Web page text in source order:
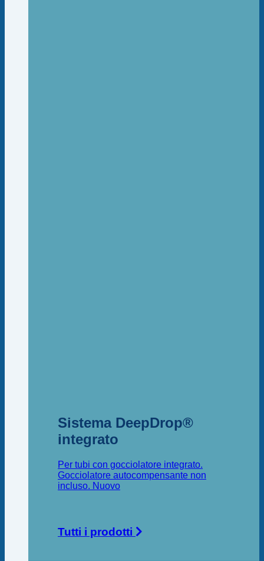
Sistema DeepDrop®
integrato
Per tubi con gocciolatore integrato.
Gocciolatore autocompensante non
incluso.
Tutti i prodotti